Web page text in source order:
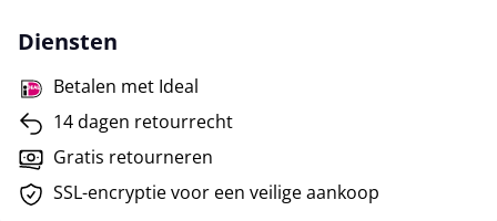
Diensten
Betalen met Ideal
14 dagen retourrecht
Gratis retourneren
SSL-encryptie voor een veilige aankoop